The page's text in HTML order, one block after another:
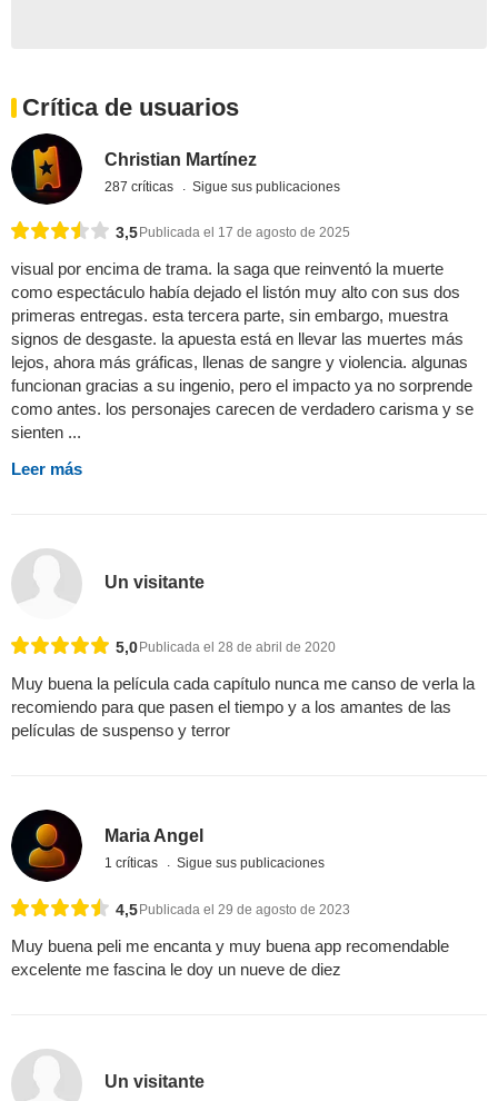
Crítica de usuarios
Christian Martínez
287 críticas Sigue sus publicaciones
3,5 Publicada el 17 de agosto de 2025
visual por encima de trama. la saga que reinventó la muerte
como espectáculo había dejado el listón muy alto con sus dos
primeras entregas. esta tercera parte, sin embargo, muestra
signos de desgaste. la apuesta está en llevar las muertes más
lejos, ahora más gráficas, llenas de sangre y violencia. algunas
funcionan gracias a su ingenio, pero el impacto ya no sorprende
como antes. los personajes carecen de verdadero carisma y se
sienten ...
Leer más
Un visitante
5,0 Publicada el 28 de abril de 2020
Muy buena la película cada capítulo nunca me canso de verla la
recomiendo para que pasen el tiempo y a los amantes de las
películas de suspenso y terror
Maria Angel
1 críticas Sigue sus publicaciones
4,5Publicada el 29 de agosto de 2023
Muy buena peli me encanta y muy buena app recomendable
excelente me fascina le doy un nueve de diez
Un visitante